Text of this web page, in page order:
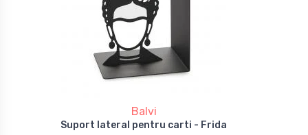
Balvi
Suport lateral pentru carti - Frida